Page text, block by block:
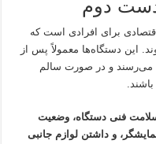
دوم
برای افرادی است که
این دستگاه‌ها معمولاً پس از
می‌رسند و در صورت سالم
فنی دستگاه، وضعیت
و داشتن لوازم جانبی